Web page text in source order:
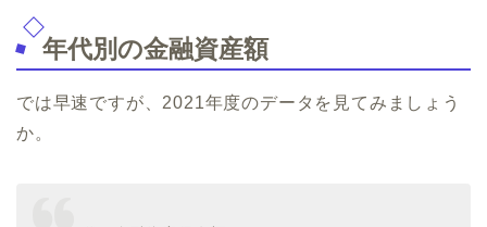
年代別の金融資産額
では早速ですが、2021年度のデータを見てみましょう
か。